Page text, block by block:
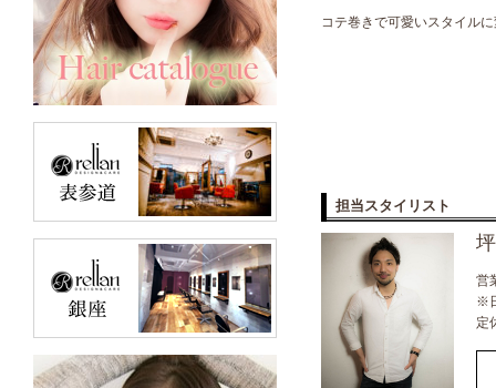
コテ巻きで可愛いスタイル
担当スタイリスト
営
※
定